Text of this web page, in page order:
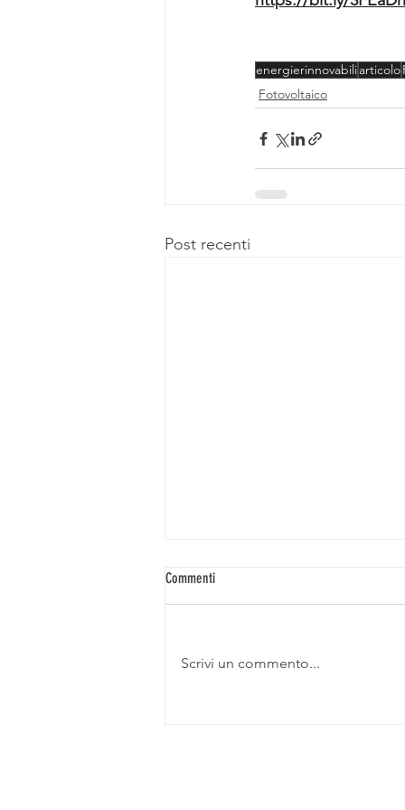
energierinnovabiliarticolo
Fotovoltaico
Post recenti
Commenti
Scrivi un commento...